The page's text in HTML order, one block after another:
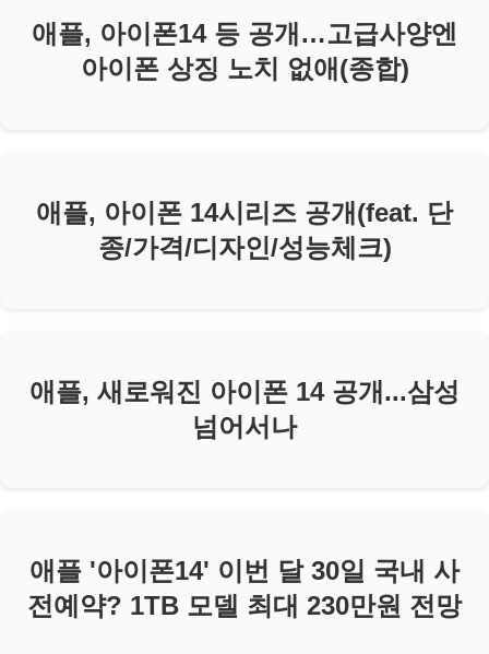
애플, 아이폰14 등 공개…고급사양엔
아이폰 상징 노치 없애(종합)
애플, 아이폰 14시리즈 공개(feat. 단
종/가격/디자인/성능체크)
애플, 새로워진 아이폰 14 공개...삼성
넘어서나
애플 '아이폰14' 이번 달 30일 국내 사
전예약? 1TB 모델 최대 230만원 전망